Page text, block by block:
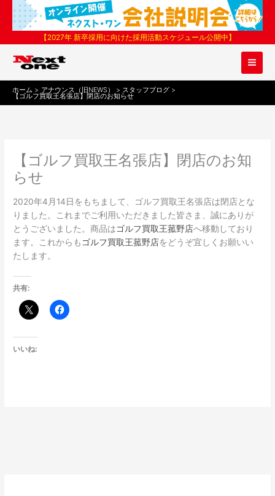
ス
【2027年 新卒採用に向けた採用活動スケジュール公開中】
ホーム アナウンス（旧NEWS） スタッフブログ
【ゴルフ買取王名張店】閉店のお知らせ
【ゴルフ買取王名張店】閉店のお知
らせ
2020年4月14日をもちまして、ゴルフ買取王名張店は閉店とな
りました。これまでご利用いただきました皆さま、誠にありが
とうございました。商品はゴルフ買取王菰野店へ移動しており
ます。これからも ゴルフ買取王菰野店をどうぞ宜しくお願いい
たします。
共有:
いいね: